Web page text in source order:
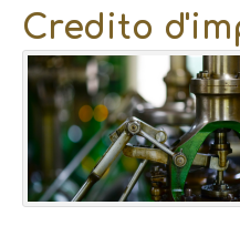
Credito